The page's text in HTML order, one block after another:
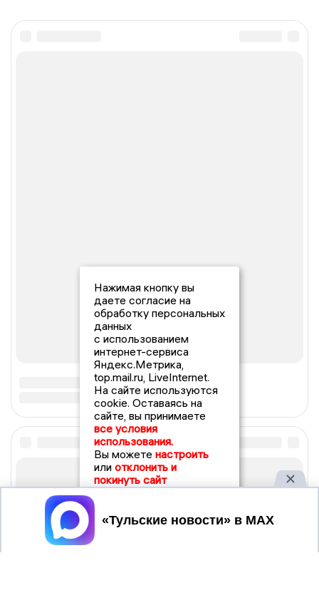
Нажимая кнопку вы
даете согласие на
обработку персональных
данных
с использованием
интернет-сервиса
Яндекс.Метрика,
top.mail.ru, LiveInternet.
На сайте используются
cookie. Оставаясь на
сайте, вы принимаете
все условия
использования.
Вы можете настроить
или отклонить и
покинуть сайт
Принять